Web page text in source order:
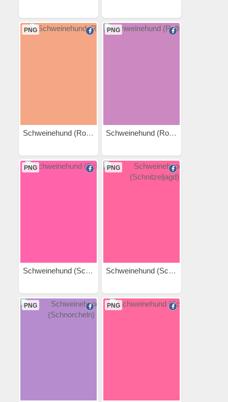
PNG
Schweinehund (Roller)
PNG
Schweinehund (Rollschuhe)
PNG
Schweinehund (Schlafen)
PNG
Schweinehund (Schnitzeljagd)
PNG PNG